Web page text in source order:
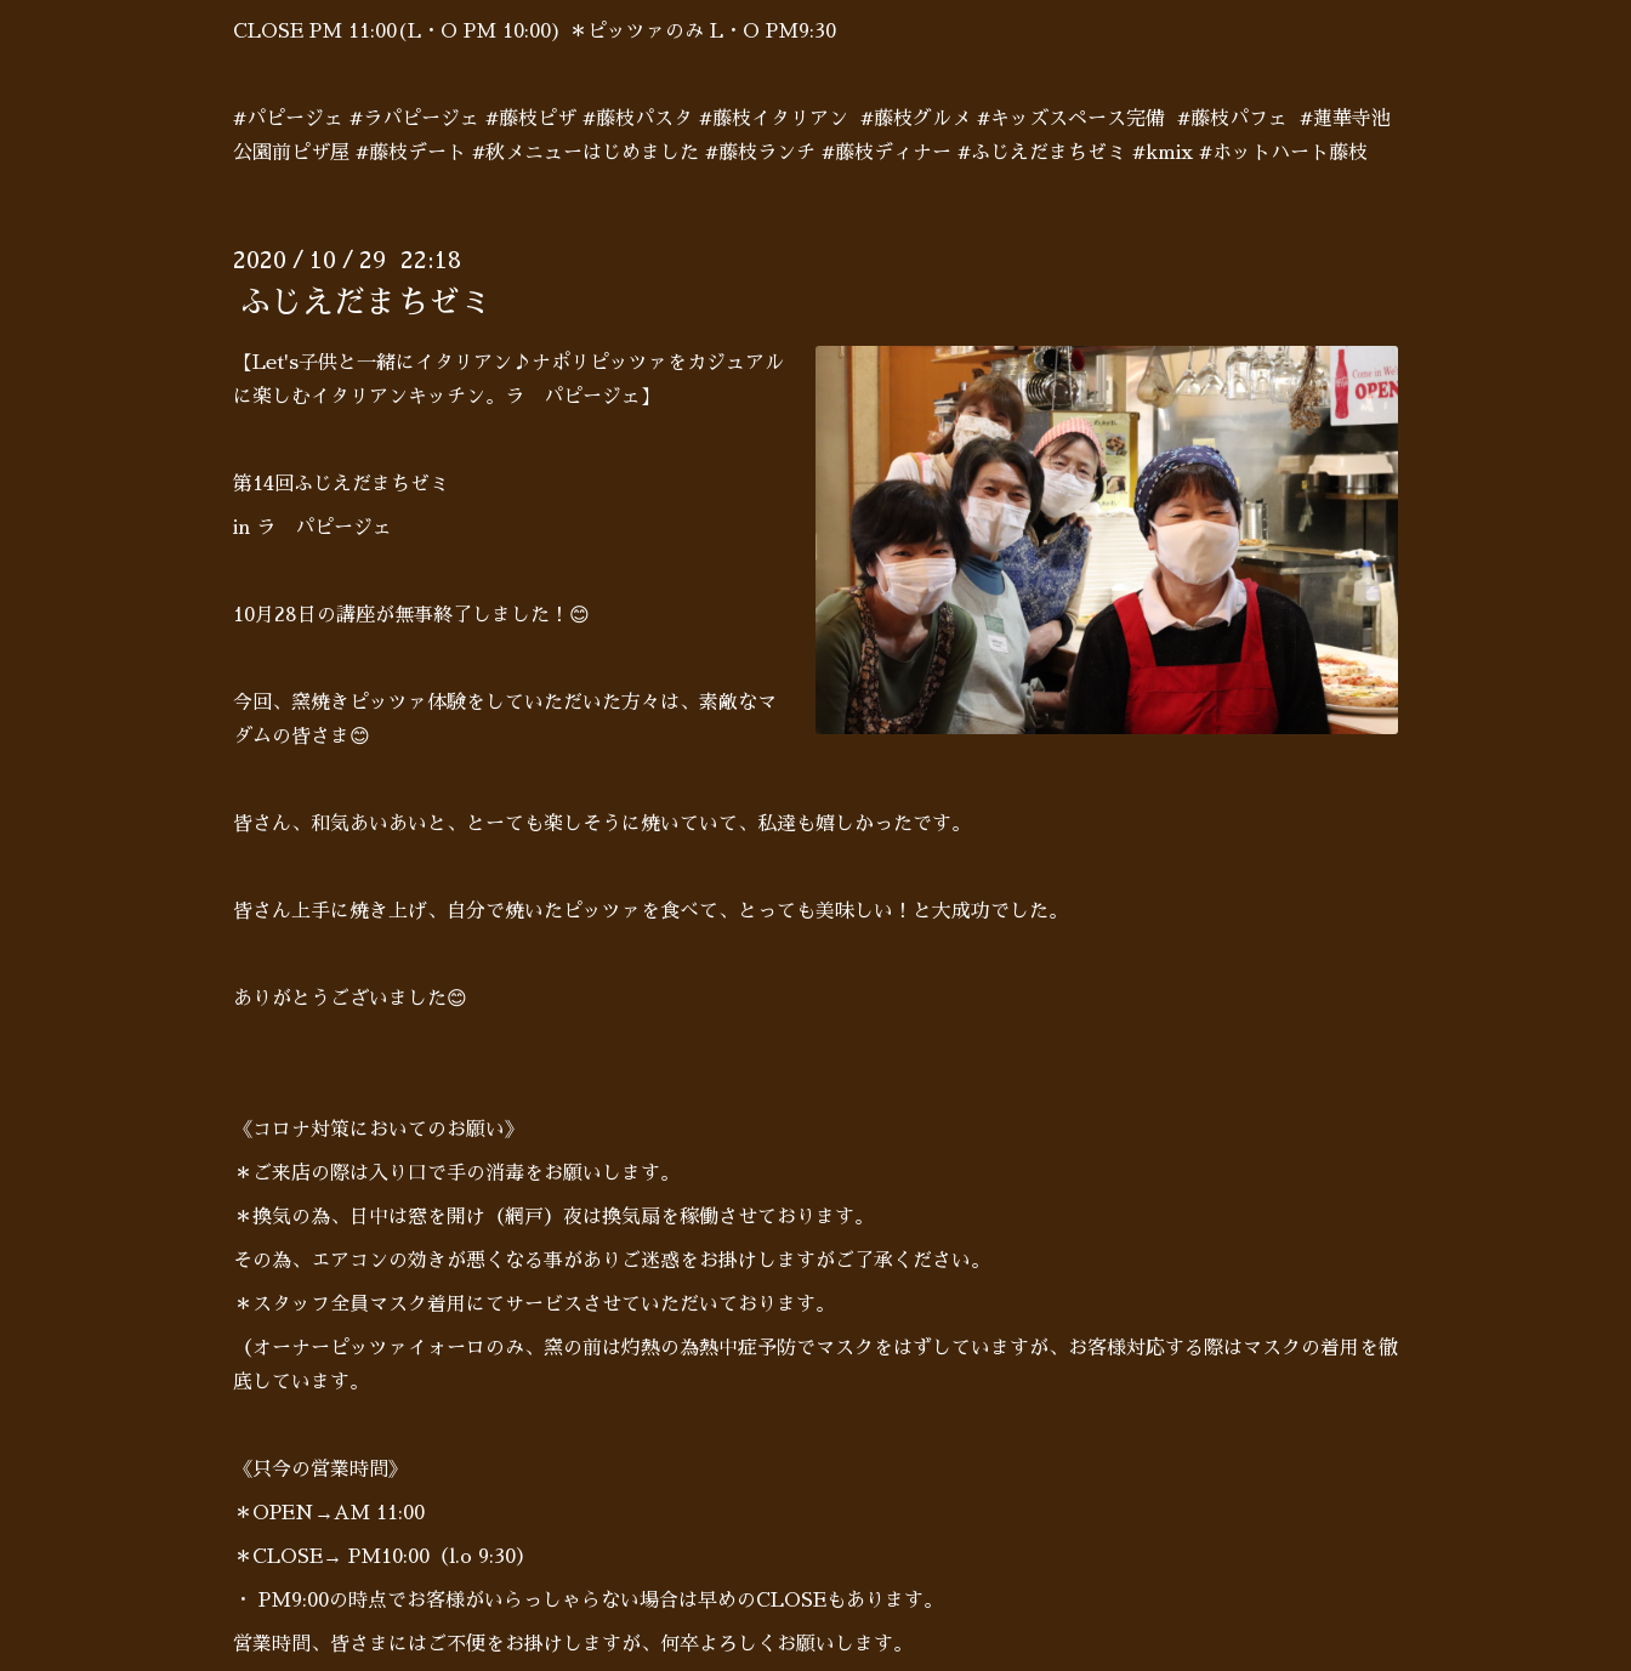
CLOSE PM 11:00(L・O PM 10:00) ＊ピッツァのみ L・O PM9:30
#パピージェ #ラパピージェ #藤枝ピザ #藤枝パスタ #藤枝イタリアン #藤枝グルメ #キッズスペース完備 #藤枝パフェ #蓮華寺池
公園前ピザ屋 #藤枝デート #秋メニューはじめました #藤枝ランチ #藤枝ディナー #ふじえだまちゼミ #kmix #ホットハート藤枝
2020 / 10 / 29 22:18
ふじえだまちゼミ
【Let's子供と一緒にイタリアン♪ナポリピッツァをカジュアル
に楽しむイタリアンキッチン。ラ パピージェ】
第14回ふじえだまちゼミ
in ラ パピージェ
10月28日の講座が無事終了しました！😊
今回、窯焼きピッツァ体験をしていただいた方々は、素敵なマ
ダムの皆さま😊
皆さん、和気あいあいと、とーても楽しそうに焼いていて、私達も嬉しかったです。
皆さん上手に焼き上げ、自分で焼いたピッツァを食べて、とっても美味しい！と大成功でした。
ありがとうございました😊
《コロナ対策においてのお願い》
＊ご来店の際は入り口で手の消毒をお願いします。
＊換気の為、日中は窓を開け（網戸）夜は換気扇を稼働させております。
その為、エアコンの効きが悪くなる事がありご迷惑をお掛けしますがご了承ください。
＊スタッフ全員マスク着用にてサービスさせていただいております。
（オーナーピッツァイォーロのみ、窯の前は灼熱の為熱中症予防でマスクをはずしていますが、お客様対応する際はマスクの着用を徹
底しています。
《只今の営業時間》
＊OPEN→AM 11:00
＊CLOSE→ PM10:00（l.o 9:30）
・ PM9:00の時点でお客様がいらっしゃらない場合は早めのCLOSEもあります。
営業時間、皆さまにはご不便をお掛けしますが、何卒よろしくお願いします。